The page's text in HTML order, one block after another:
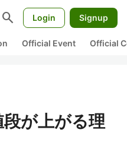
search Login Signup
Official Event Official
が上がる理